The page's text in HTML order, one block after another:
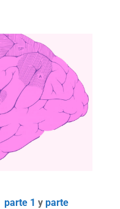
parte 1 y parte